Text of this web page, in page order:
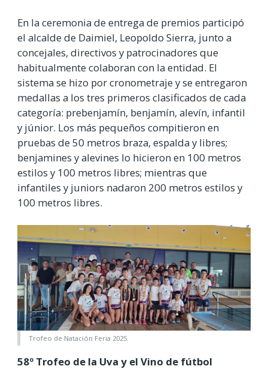
En la ceremonia de entrega de premios participó
el alcalde de Daimiel, Leopoldo Sierra, junto a
concejales, directivos y patrocinadores que
habitualmente colaboran con la entidad. El
sistema se hizo por cronometraje y se entregaron
medallas a los tres primeros clasificados de cada
categoría: prebenjamín, benjamín, alevín, infantil
y júnior. Los más pequeños compitieron en
pruebas de 50 metros braza, espalda y libres;
benjamines y alevines lo hicieron en 100 metros
estilos y 100 metros libres; mientras que
infantiles y juniors nadaron 200 metros estilos y
100 metros libres.
Trofeo de Natación Feria 2025.
58º Trofeo de la Uva y el Vino de fútbol